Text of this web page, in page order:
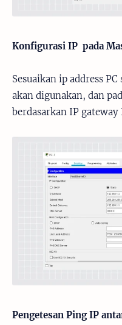
Konfigurasi IP pada
Sesuaikan ip address
akan digunakan, dan
berdasarkan IP gateway
Pengetesan Ping IP